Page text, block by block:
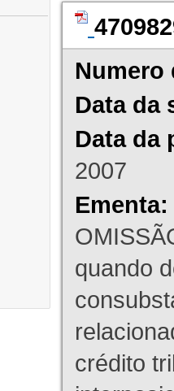
Numero
Data da
Data da
2007
Ementa:
quando
crédito